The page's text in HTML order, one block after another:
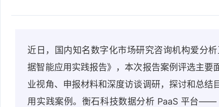
近日，国内知名数字化市场研究咨询机构爱分
据智能应用实践报告》，本次报告案例评选主要
业视角、申报材料和深度访谈调研，探讨和总结
用实践案例。衡石科技数据分析 PaaS 平台——